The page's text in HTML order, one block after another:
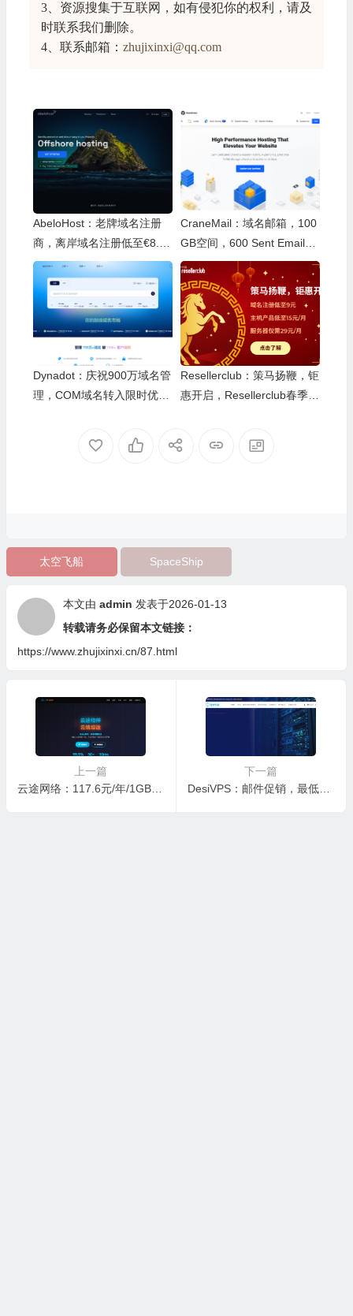
3、资源搜集于互联网，如有侵犯你的权利，请及
时联系我们删除。
4、联系邮箱： zhujixinxi@qq.com
AbeloHost：老牌域名注册
商，离岸域名注册低至€8.9
9/年，域名隐私度更高，超
控方便更安全
CraneMail：域名邮箱，100
GB空间，600 Sent Emails/h
our per Domain，年付10美
金
Dynadot：庆祝900万域名管
理，COM域名转入限时优惠
Resellerclub：策马扬鞭，钜
惠开启，Resellerclub春季专
太空飞船 SpaceShip
本文由 admin 发表于2026-01-13
转载请务必保留本文链接：
https://www.zhujixinxi.cn/87.html
上一篇
云途网络：117.6元/年/1GB内存/10GB SSD空间/500GB流量/200Mbps-1Gbps端口/KVM/香港/国内三网优化
下一篇
DesiVPS：邮件促销，最低款17美元/年，1CPU/765M/8G SSD/1T 带宽，美国圣何塞机房